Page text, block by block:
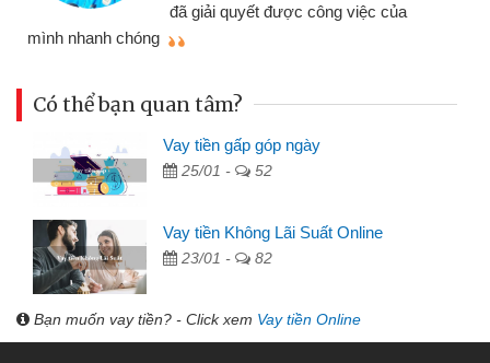
đã giải quyết được công việc của
mình nhanh chóng
Có thể bạn quan tâm?
Vay tiền gấp góp ngày
25/01 - 52
Vay tiền Không Lãi Suất Online
23/01 - 82
Bạn muốn vay tiền? - Click xem Vay tiền Online